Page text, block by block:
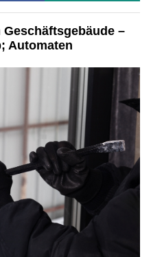
–
Automaten